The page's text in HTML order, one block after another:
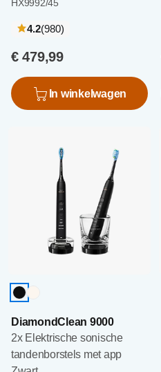
HX9992/45
4.2(980recensies
)
€ 479,99
In winkelwagen
DiamondClean 9000
2x Elektrische sonische
tandenborstels met app